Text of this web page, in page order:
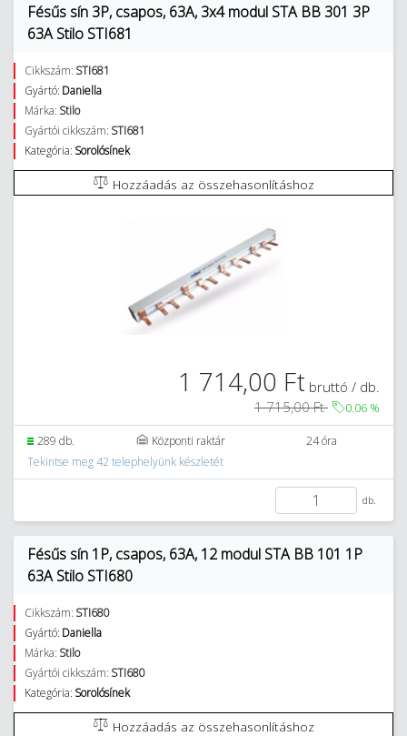
Fésűs sín 3P, csapos, 63A, 3x4 modul STA BB 301 3P
63A Stilo STI681
Cikkszám: STI681
Gyártó: Daniella
Márka: Stilo
Gyártói cikkszám: STI681
Kategória: Sorolósínek
Hozzáadás az összehasonlításhoz
1 714,00 Ft bruttó / db.
1 715,00 Ft
0.06 %
289 db. Központi raktár
24 óra
Tekintse meg 42 telephelyünk készletét
db.
Fésűs sín 1P, csapos, 63A, 12 modul STA BB 101 1P
63A Stilo STI680
Cikkszám: STI680
Gyártó: Daniella
Márka: Stilo
Gyártói cikkszám: STI680
Kategória: Sorolósínek
Hozzáadás az összehasonlításhoz